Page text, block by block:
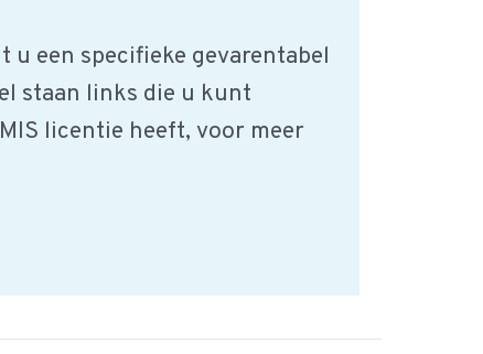
u een specifieke gevarentabel
staan links die u kunt
licentie heeft, voor meer